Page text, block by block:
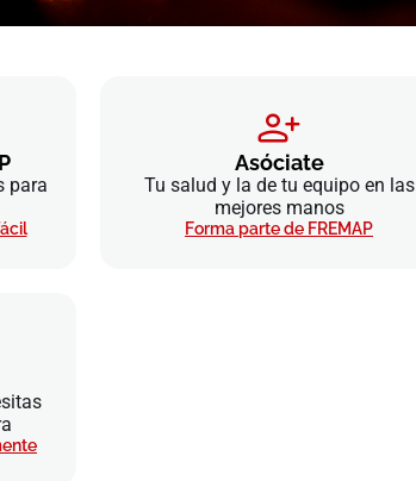
para
Asóciate
Tu salud y la de tu equipo en las
mejores manos
Forma parte de FREMAP